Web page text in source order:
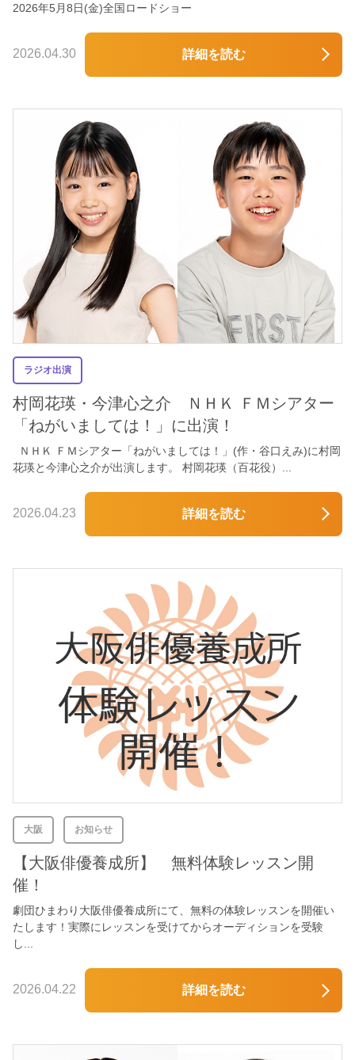
2026年5月8日(金)全国ロードショー
2026.04.30 詳細を読む
ラジオ出演
村岡花瑛・今津心之介 ＮＨＫ ＦＭシアター
「ねがいましては！」に出演！
ＮＨＫ ＦＭシアター「ねがいましては！」(作・谷口えみ)に村岡
花瑛と今津心之介が出演します。 村岡花瑛（百花役）...
2026.04.23 詳細を読む
大阪 お知らせ
【大阪俳優養成所】 無料体験レッスン開
催！
劇団ひまわり大阪俳優養成所にて、無料の体験レッスンを開催い
たします！実際にレッスンを受けてからオーディションを受験
し...
2026.04.22 詳細を読む